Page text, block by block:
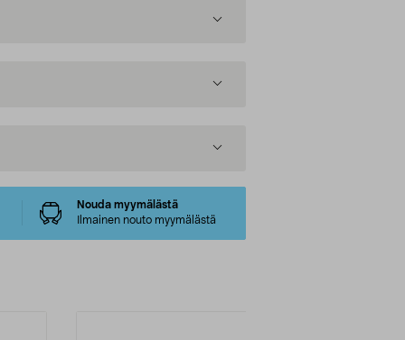
Nouda myymälästä
Ilmainen nouto myymälästä